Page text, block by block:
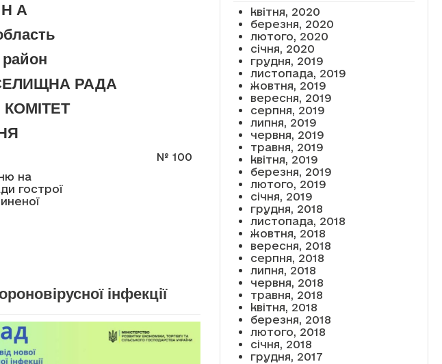
Н А
район
РАДА
№ 100
на
гострої
інфекції
квітня, 2020
березня, 2020
лютого, 2020
січня, 2020
грудня, 2019
листопада, 2019
жовтня, 2019
вересня, 2019
серпня, 2019
липня, 2019
червня, 2019
травня, 2019
квітня, 2019
березня, 2019
лютого, 2019
січня, 2019
грудня, 2018
листопада, 2018
жовтня, 2018
вересня, 2018
серпня, 2018
липня, 2018
червня, 2018
травня, 2018
квітня, 2018
березня, 2018
лютого, 2018
січня, 2018
грудня, 2017